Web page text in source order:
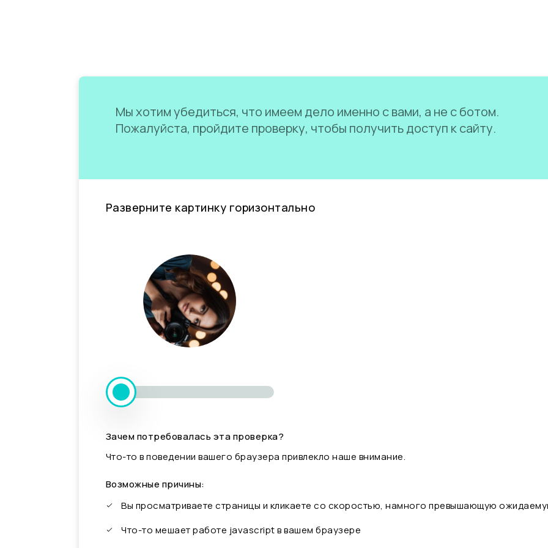
Мы хотим убедиться, что имеем дело именно с вами, а не с ботом.
Пожалуйста, пройдите проверку, чтобы получить доступ к сайту.
Разверните картинку горизонтально
Зачем потребовалась эта проверка?
Что-то в поведении вашего браузера привлекло наше внимание.
Возможные причины:
Вы просматриваете страницы и кликаете со скоростью, намного превышающую
Что-то мешает работе javascript в вашем браузере